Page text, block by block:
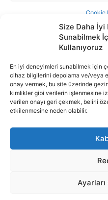
Size Daha İyi
Sunabilmek
Kullanıyoruz
En iyi deneyimleri sunabilmek için
cihaz bilgilerini depolama ve/veya
onay vermek, bu site üzerinde
kimlikler gibi verilerin işlenmesine
verilen onayı geri çekmek, belirli
etkilenmesine neden olabilir.
İnternet portalımızda yer alan
içeriğin hakları Sigortamedya
basılı ya da elektronik bir
alınmadan